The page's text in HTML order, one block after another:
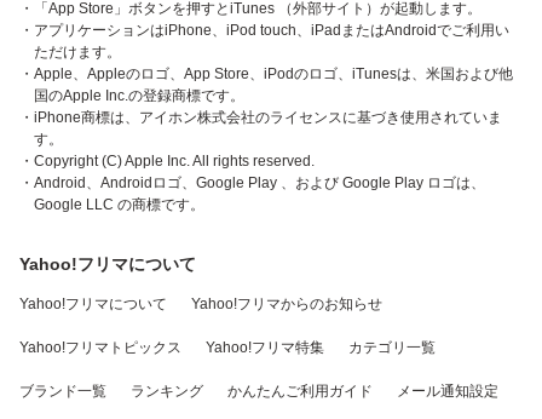
・「App Store」ボタンを押すとiTunes （外部サイト）が起動します。
・アプリケーションはiPhone、iPod touch、iPadまたはAndroidでご利用い
ただけます。
・Apple、Appleのロゴ、App Store、iPodのロゴ、iTunesは、米国および他
国のApple Inc.の登録商標です。
・iPhone商標は、アイホン株式会社のライセンスに基づき使用されていま
す。
・Copyright (C) Apple Inc. All rights reserved.
・Android、Androidロゴ、Google Play 、および Google Play ロゴは、
Google LLC の商標です。
Yahoo!フリマについて
Yahoo!フリマについて Yahoo!フリマからのお知らせ
Yahoo!フリマトピックス Yahoo!フリマ特集 カテゴリ一覧
ブランド一覧 ランキング かんたんご利用ガイド メール通知設定